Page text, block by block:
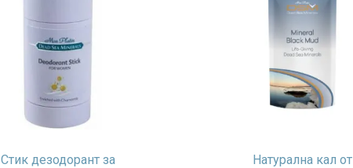
Стик дезодорант за
Натурална кал от